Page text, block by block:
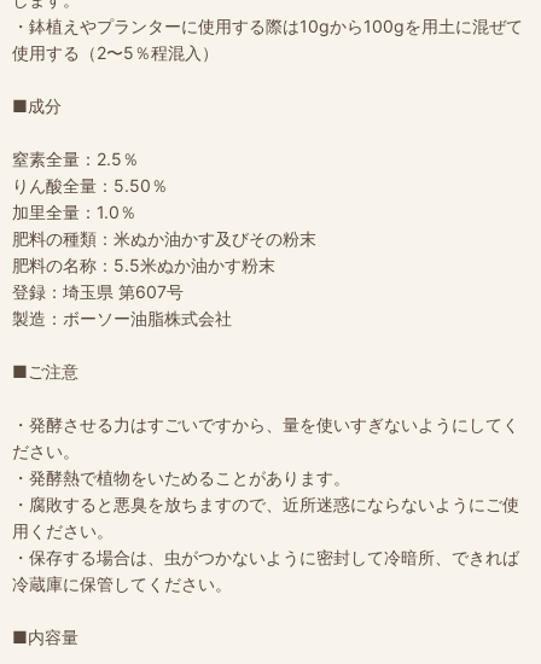
・鉢植えやプランターに使用する際は10gから100gを用土に混ぜて
使用する（2〜5％程混入）
■成分
窒素全量：2.5％
りん酸全量：5.50％
加里全量：1.0％
肥料の種類：米ぬか油かす及びその粉末
肥料の名称：5.5米ぬか油かす粉末
登録：埼玉県 第607号
製造：ボーソー油脂株式会社
■ご注意
・発酵させる力はすごいですから、量を使いすぎないようにしてく
ださい。
・発酵熱で植物をいためることがあります。
・腐敗すると悪臭を放ちますので、近所迷惑にならないようにご使
用ください。
・保存する場合は、虫がつかないように密封して冷暗所、できれば
冷蔵庫に保管してください。
■内容量